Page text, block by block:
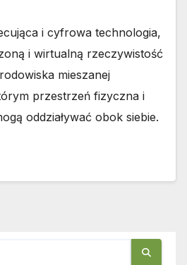
i cyfrowa technologia,
i wirtualną rzeczywistość
mieszanej
przestrzeń fizyczna i
oddziaływać obok siebie.